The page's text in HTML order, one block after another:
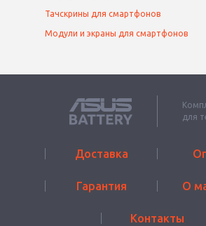
Тачскрины для смартфонов
Модули и экраны для смартфонов
для
Доставка
Гарантия О
Контакты